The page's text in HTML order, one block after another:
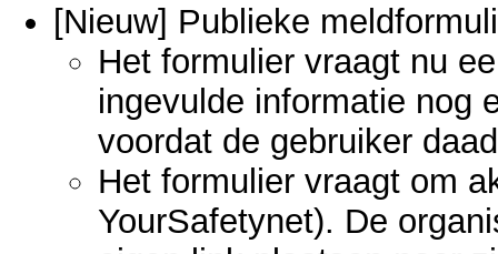
[Nieuw] Publieke
Het formulier vraagt nu
ingevulde informatie nog
voordat de gebruiker
Het formulier vraagt om
YourSafetynet). De